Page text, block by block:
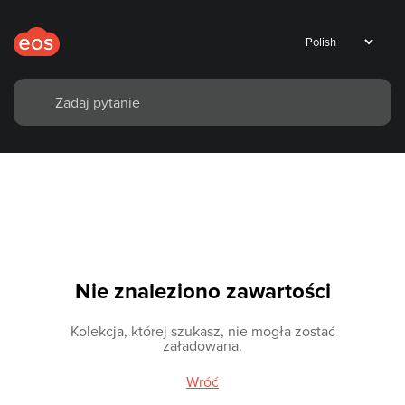
Nie znaleziono zawartości
Kolekcja, której szukasz, nie mogła zostać
załadowana.
Wróć